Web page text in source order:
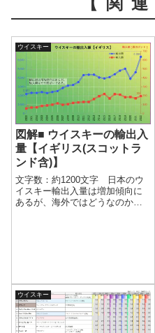
ウイスキー
図解■ ウイスキーの輸出入
量【イギリス(スコットラ
ンド含)】
文字数：約1200文字 日本のウ
イスキー輸出入量は増加傾向に
あるが、海外ではどうなのか。5
ウイスキー